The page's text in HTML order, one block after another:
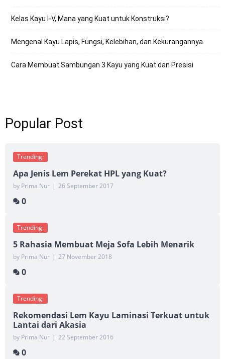
Kelas Kayu I-V, Mana yang Kuat untuk Konstruksi?
Mengenal Kayu Lapis, Fungsi, Kelebihan, dan Kekurangannya
Cara Membuat Sambungan 3 Kayu yang Kuat dan Presisi
Popular Post
Trending:
Apa Jenis Lem Perekat HPL yang Kuat?
by Prima Nur | 26 September 2017
0
Trending:
5 Rahasia Membuat Meja Sofa Lebih Menarik
by Prima Nur | 27 November 2018
0
Trending:
Rekomendasi Lem Kayu Laminasi Terkuat untuk
Lantai dari Akasia
by Prima Nur | 22 September 2016
0